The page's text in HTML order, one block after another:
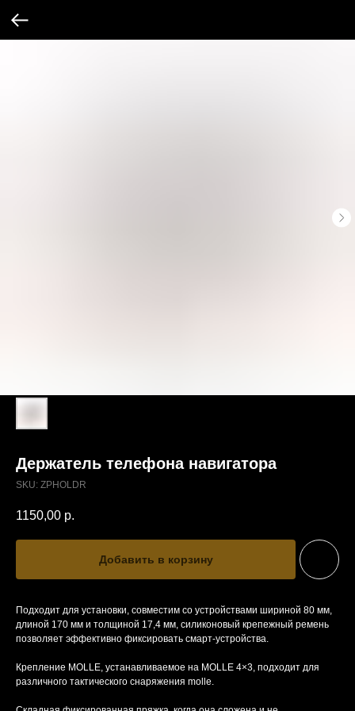
Держатель телефона навигатора
SKU: ZPHOLDR
1150,00 р.
Добавить в корзину
Подходит для установки, совместим со устройствами шириной 80 мм,
длиной 170 мм и толщиной 17,4 мм, силиконовый крепежный ремень
позволяет эффективно фиксировать смарт-устройства.
Крепление MOLLE, устанавливаемое на MOLLE 4×3, подходит для
различного тактического снаряжения molle.